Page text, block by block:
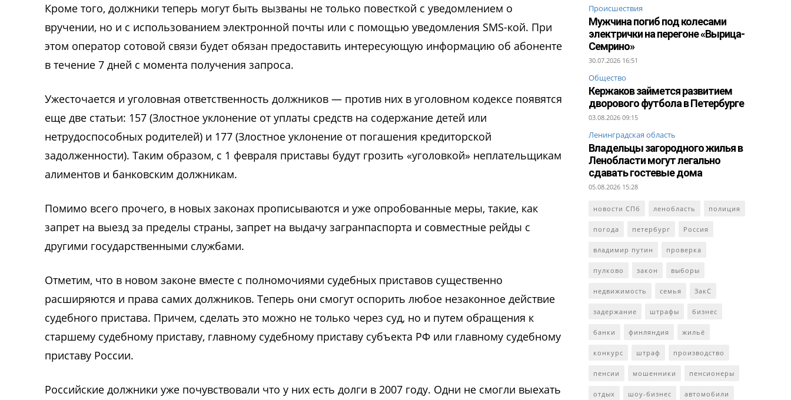
Кроме того, должники теперь могут быть вызваны не только повесткой с уведомлением о
вручении, но и с использованием электронной почты или с помощью уведомления SMS-кой. При
этом оператор сотовой связи будет обязан предоставить интересующую информацию об абоненте
в течение 7 дней с момента получения запроса.
Ужесточается и уголовная ответственность должников — против них в уголовном кодексе появятся
еще две статьи: 157 (Злостное уклонение от уплаты средств на содержание детей или
нетрудоспособных родителей) и 177 (Злостное уклонение от погашения кредиторской
задолженности). Таким образом, с 1 февраля приставы будут грозить «уголовкой» неплательщикам
алиментов и банковским должникам.
Помимо всего прочего, в новых законах прописываются и уже опробованные меры, такие, как
запрет на выезд за пределы страны, запрет на выдачу загранпаспорта и совместные рейды с
другими государственными службами.
Отметим, что в новом законе вместе с полномочиями судебных приставов существенно
расширяются и права самих должников. Теперь они смогут оспорить любое незаконное действие
судебного пристава. Причем, сделать это можно не только через суд, но и путем обращения к
старшему судебному приставу, главному судебному приставу субъекта РФ или главному судебному
приставу России.
Российские должники уже почувствовали что у них есть долги в 2007 году. Одни не смогли выехать
Происшествия
Мужчина погиб под колесами
электрички на перегоне «Вырица-
Семрино»
30.07.2026 16:51
Общество
Кержаков займется развитием
дворового футбола в Петербурге
03.08.2026 09:15
Ленинградская область
Владельцы загородного жилья в
Ленобласти могут легально
сдавать гостевые дома
05.08.2026 15:28
новости СПб ленобласть полиция
погода петербург Россия
владимир путин проверка
пулково закон выборы
недвижимость семья ЗакС
задержание штрафы бизнес
банки финляндия жильё
конкурс штраф производство
пенсии мошенники пенсионеры
отдых шоу-бизнес автомобили